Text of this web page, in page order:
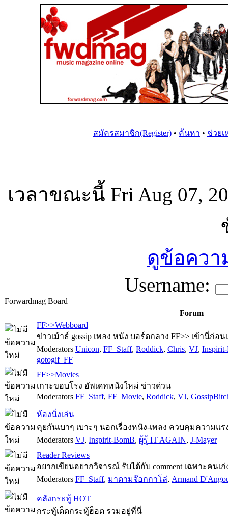
สมัครสมาชิก(Register) • ค้นหา • ช่วยเ
เวลาขณะนี้ Fri Aug 07,
ดูข้อควา
Username:
Forwardmag Board
Forum
FF>>Webboard
ข่าวเม้าธ์ gossip เพลง หนัง บอร์ดกลาง FF>> เข้านี่ก่อน
Moderators Unicon, FF_Staff, Roddick, Chris, VJ,
gotogif_FF
FF>>Movies
เกาะขอบโรง อัพเดทหนังใหม่ ข่าวด่วน
Moderators FF_Staff, FF_Movie, Roddick, VJ,
ห้องนั่งเล่น
คุยกันเบาๆ เบาะๆ นอกเรื่องหนัง-เพลง ควบคุมความแร
Moderators VJ, Inspirit-BomB, ผู้รู้ IT AGAIN, J-Mayer
Reader Reviews
อยากเขียนอยากวิจารณ์ รับได้กับ comment เฉพาะคนเ
Moderators FF_Staff, มาดามจ๊อกกาโล่, Armand
คลังกระทู้ HOT
กระทู้เด็ดกระทู้ฮ็อต รวมอยู่ที่นี่